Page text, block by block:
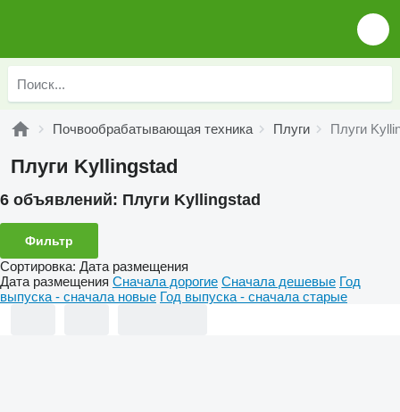
Почвообрабатывающая техника Плуги Плуги
Плуги Kyllingstad
6 объявлений: Плуги Kyllingstad
Фильтр
Сортировка: Дата размещения
Дата размещения Сначала дорогие Сначала дешевые Год
выпуска - сначала новые Год выпуска - сначала старые